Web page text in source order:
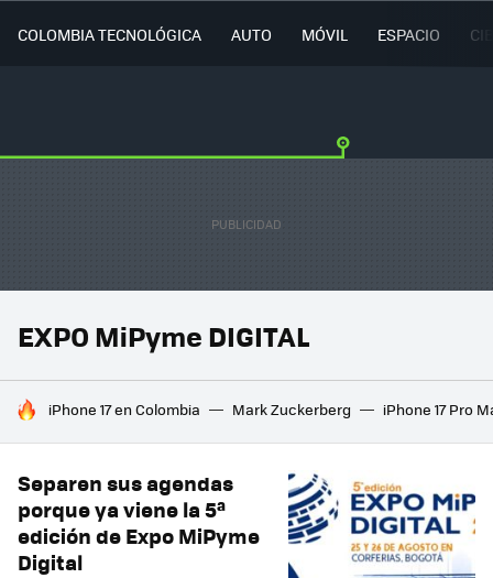
COLOMBIA TECNOLÓGICA AUTO MÓVIL ESPACIO
EXPO MiPyme DIGITAL
HOY SE HABLA DE
iPhone 17 en Colombia Mark Zuckerberg iPhone 17 Pro
Separen sus agendas
porque ya viene la 5ª
edición de Expo MiPyme
Digital